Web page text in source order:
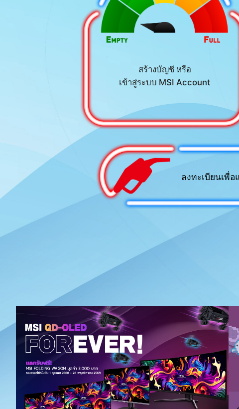
สร้างบัญชี หรือ
เข้าสู่ระบบ MSI Account
ลงทะเบียนเพื่อ